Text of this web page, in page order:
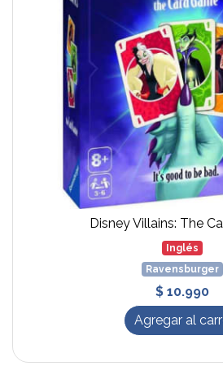
Disney Villains: The
Inglés
Ravensburger
$ 10.990
Agregar al